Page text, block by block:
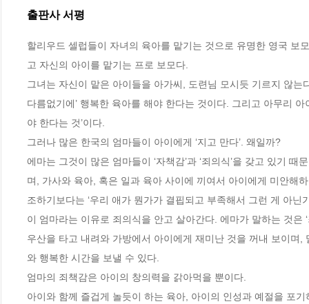
출판사 서평
할리우드 셀럽들이 자녀의 육아를 맡기는 것으로 유명한 영국 보
고 자신의 아이를 맡기는 프로 보모다.
그녀는 자신이 맡은 아이들을 아가씨, 도련님 모시듯 기르지 않
다름없기에’ 행복한 육아를 해야 한다는 것이다. 그리고 아무리
야 한다는 것’이다.
그러나 많은 한국의 엄마들이 아이에게 ‘지고 만다’. 왜일까?
에마는 그것이 많은 엄마들이 ‘자책감’과 ‘죄의식’을 갖고 있기
며, 가사와 육아, 혹은 일과 육아 사이에 끼여서 아이에게 미안해
조하기보다는 ‘우리 애가 뭔가가 결핍되고 부족해서 그런 게 아닌
이 엄마라는 이유로 죄의식을 안고 살아간다. 에마가 말하는 것은
우산을 타고 내려와 가방에서 아이에게 재미난 것을 꺼내 보이며
와 행복한 시간을 보낼 수 있다.
엄마의 죄책감은 아이의 창의력을 갉아먹을 뿐이다.
아이와 함께 즐겁게 놀듯이 하는 육아, 아이의 인성과 예절을 포